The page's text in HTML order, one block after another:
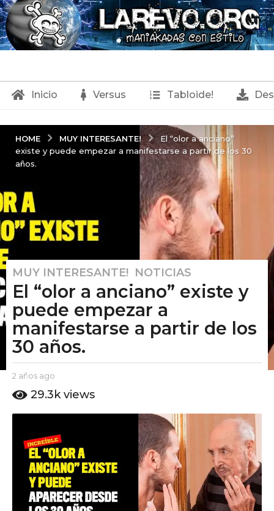
Inicio Versus Tabloide!
HOME MUY INTERESANTE!
El “olor a anciano”
existe y puede empezar a manifestarse a partir de los 30
años.
2
a
o
s
a
o
2
MUY INTERESANTE! ,NOTICIAS
El “olor a anciano” existe y
puede empezar a
manifestarse a partir de los
30 años.
b
E
2 años ago
ñ
a
g
o
29.3k views